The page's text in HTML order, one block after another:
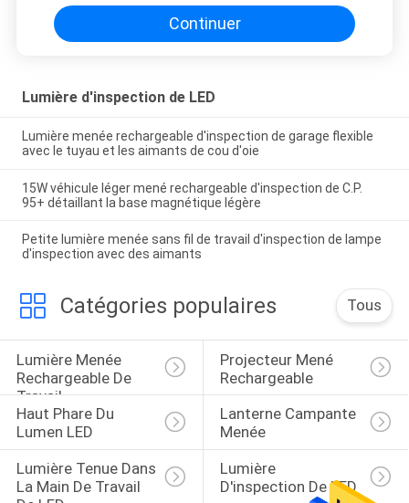
Continuer
Lumière d'inspection de LED
Lumière menée rechargeable d'inspection de garage flexible
avec le tuyau et les aimants de cou d'oie
15W véhicule léger mené rechargeable d'inspection de C.P.
95+ détaillant la base magnétique légère
Petite lumière menée sans fil de travail d'inspection de lampe
d'inspection avec des aimants
Catégories populaires Tous
Lumière Menée
Rechargeable De
Travail
Projecteur Mené
Rechargeable
Haut Phare Du
Lumen LED
Lanterne Campante
Menée
Lumière Tenue Dans
La Main De Travail
Lumière
D'inspection De LED